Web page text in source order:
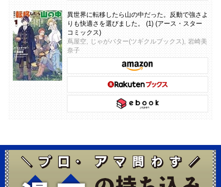
異世界に転移したら山の中だった。反動で強さよ
りも快適さを選びました。 (1) (アース・スター
コミックス)
蔦屋空, じゃがバター(ツギクルブックス), 岩崎美
奈子